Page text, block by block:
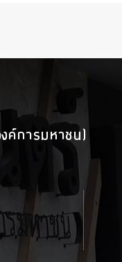
ค์การมหาชน)